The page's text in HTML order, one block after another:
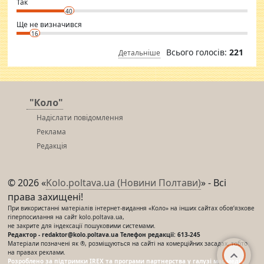
Так
40
Ще не визначився
16
Детальніше Всього голосів: 221
"Коло"
Надіслати повідомлення
Реклама
Редакція
© 2026 «Kolo.poltava.ua (Новини Полтави)» - Всі
права захищені!
При використанні матеріалів інтернет-видання «Коло» на інших сайтах обов’язкове
гіперпосилання на сайт kolo.poltava.ua,
не закрите для індексації пошуковими системами.
Редактор - redaktor@kolo.poltava.ua Телефон редакції: 613-245
Матеріали позначені як ®, розміщуються на сайті на комерційних засадах, тобто
на правах реклами.
Розроблено за підтримки IREX та програми партнерства у галузі мас-медіа